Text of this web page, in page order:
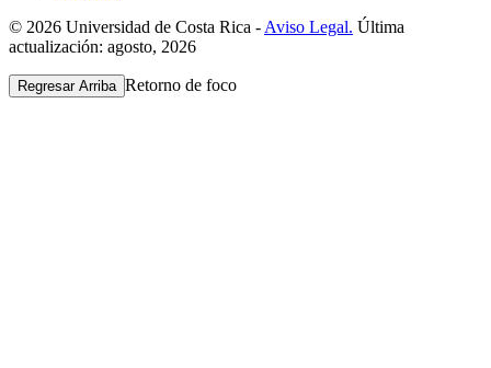
© 2026 Universidad de Costa Rica - Aviso Legal. Última
actualización: agosto, 2026
Regresar Arriba Retorno de foco